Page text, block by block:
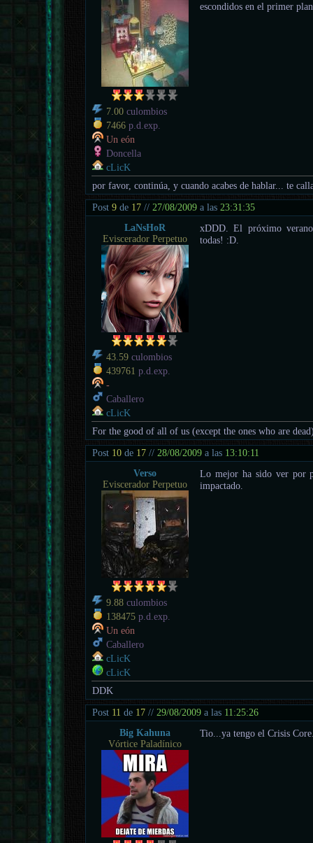
7.00 culombios
7466 p.d.exp.
Un eón
Doncella
cLicK
escondidos en el primer
por favor, continúa, y cuando acabes de hablar... te
Post9 de 17 // 27/08/2009 a las 23:31:35
LaNsHoR
Eviscerador Perpetuo
43.59 culombios
439761 p.d.exp.
-
Caballero
cLicK
xDDD. El próximo
todas! :D.
For the good of all of us (except the ones who are
Post 10 de 17 // 28/08/2009 a las 13:10:11
Verso
Eviscerador Perpetuo
9.88 culombios
138475 p.d.exp.
Un eón
Caballero
cLicK
cLicK
Lo mejor ha sido ver por
impactado.
DDK
Post 11 de 17 // 29/08/2009 a las 11:25:26
Big Kahuna
Vórtice Paladínico
Tio...ya tengo el Crisis